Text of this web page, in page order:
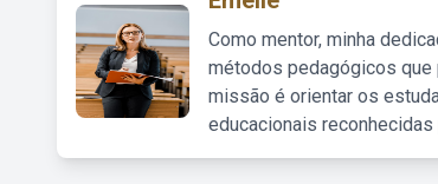
Como mentor, minha
métodos pedagógicos que
missão é orientar os
educacionais